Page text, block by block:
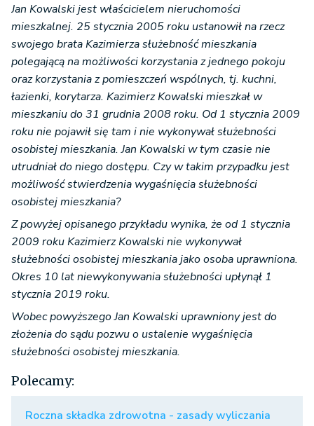
Jan Kowalski jest właścicielem nieruchomości
mieszkalnej. 25 stycznia 2005 roku ustanowił na rzecz
swojego brata Kazimierza służebność mieszkania
polegającą na możliwości korzystania z jednego pokoju
oraz korzystania z pomieszczeń wspólnych, tj. kuchni,
łazienki, korytarza. Kazimierz Kowalski mieszkał w
mieszkaniu do 31 grudnia 2008 roku. Od 1 stycznia 2009
roku nie pojawił się tam i nie wykonywał służebności
osobistej mieszkania. Jan Kowalski w tym czasie nie
utrudniał do niego dostępu. Czy w takim przypadku jest
możliwość stwierdzenia wygaśnięcia służebności
osobistej mieszkania?
Z powyżej opisanego przykładu wynika, że od 1 stycznia
2009 roku Kazimierz Kowalski nie wykonywał
służebności osobistej mieszkania jako osoba uprawniona.
Okres 10 lat niewykonywania służebności upłynął 1
stycznia 2019 roku.
Wobec powyższego Jan Kowalski uprawniony jest do
złożenia do sądu pozwu o ustalenie wygaśnięcia
służebności osobistej mieszkania.
Polecamy:
Roczna składka zdrowotna - zasady wyliczania